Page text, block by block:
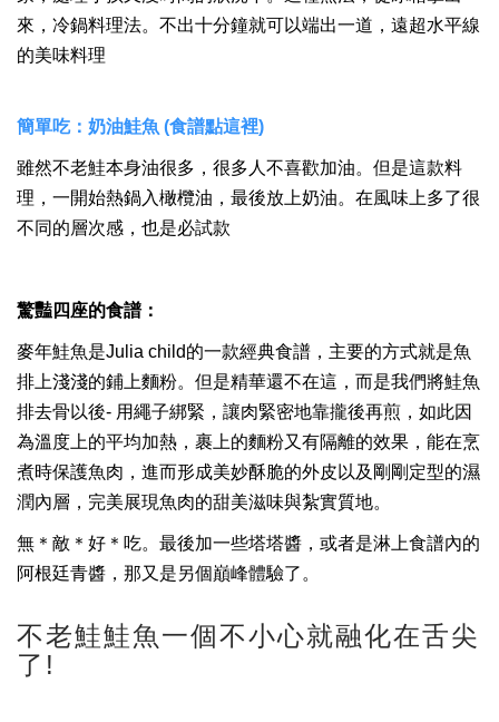
來，冷鍋料理法。不出十分鐘就可以端出一道，遠超水平線
的美味料理
簡單吃：奶油鮭魚 (食譜點這裡)
雖然不老鮭本身油很多，很多人不喜歡加油。但是這款料
理，一開始熱鍋入橄欖油，最後放上奶油。在風味上多了很
不同的層次感，也是必試款
驚豔四座的食譜：
麥年鮭魚是Julia child的一款經典食譜，主要的方式就是魚
排上淺淺的鋪上麵粉。但是精華還不在這，而是我們將鮭魚
排去骨以後- 用繩子綁緊，讓肉緊密地靠攏後再煎，如此因
為溫度上的平均加熱，裹上的麵粉又有隔離的效果，能在烹
煮時保護魚肉，進而形成美妙酥脆的外皮以及剛剛定型的濕
潤內層，完美展現魚肉的甜美滋味與紮實質地。
無＊敵＊好＊吃。最後加一些塔塔醬，或者是淋上食譜內的
阿根廷青醬，那又是另個巔峰體驗了。
不老鮭鮭魚一個不小心就融化在舌尖
了!